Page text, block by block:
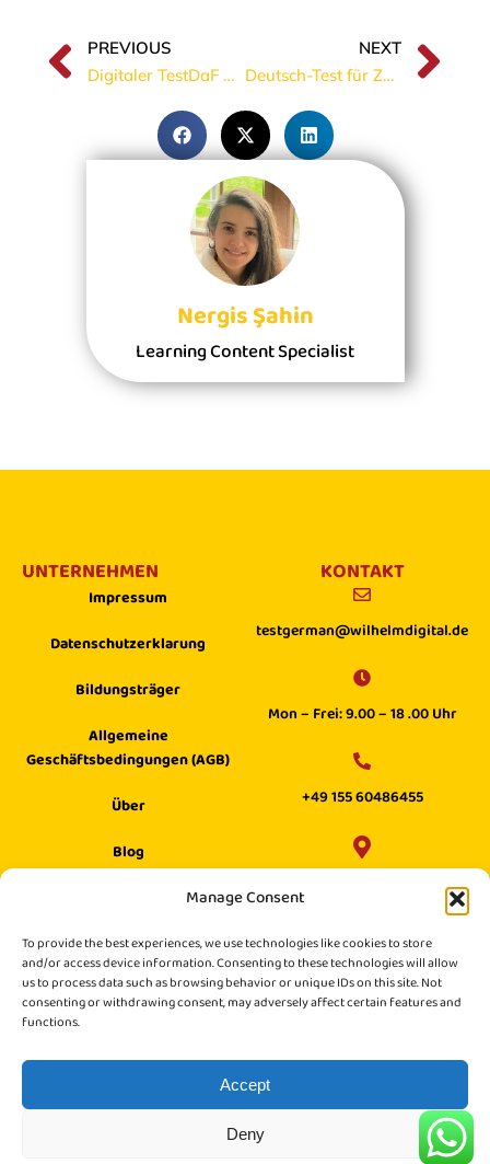
Manage Consent
To provide the best experiences, we use technologies like cookies to store
and/or access device information. Consenting to these technologies will allow
us to process data such as browsing behavior or unique IDs on this site. Not
consenting or withdrawing consent, may adversely affect certain features and
functions.
Accept
Deny
PREVIOUS
Digitaler TestDaF 2026: Fünf Regeln für ein TDN-5-Ergebnis (C1)
NEXT
Deutsch-Test für Zuwanderer (DTZ): Dein Weg zum B1-Zertifikat
Nergis Şahin
Learning Content Specialist
UNTERNEHMEN
Impressum
Datenschutzerklarung
Bildungsträger
Allgemeine
Geschäftsbedingungen (AGB)
Über
Blog
KONTAKT
testgerman@wilhelmdigital.de
Mon – Frei: 9.00 – 18 .00 Uhr
+49 155 60486455
Philippstraße 27, 52349 Düren,
Germany